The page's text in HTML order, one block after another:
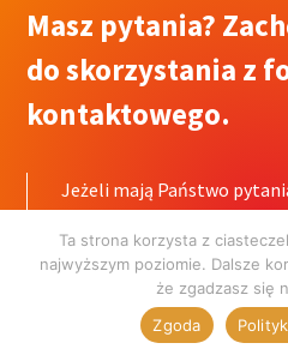
Masz pytania?
do skorzystania z
kontaktowego.
Jeżeli mają Państwo
kontaktowego. Bardzo
wszystkich informacji.
Ta strona korzysta z
najwyższym poziomie. Dalsze
że zgadzasz się
Zgoda